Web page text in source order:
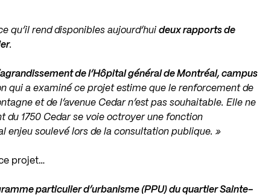
qu’il rend disponibles aujourd’huideux rapports de
.
de l’Hôpital général de Montréal, campus
qui a examiné ce projet estime que le renforcement de
et de l’avenue Cedar n’est pas souhaitable. Elle ne
1750 Cedar se voie octroyer une fonction
enjeu soulevé lors de la consultation publique. »
projet…
particulier d’urbanisme (PPU) du quartier Sainte-